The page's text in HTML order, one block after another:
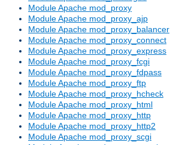
Module Apache mod_proxy
Module Apache mod_proxy_ajp
Module Apache mod_proxy_balancer
Module Apache mod_proxy_connect
Module Apache mod_proxy_express
Module Apache mod_proxy_fcgi
Module Apache mod_proxy_fdpass
Module Apache mod_proxy_ftp
Module Apache mod_proxy_hcheck
Module Apache mod_proxy_html
Module Apache mod_proxy_http
Module Apache mod_proxy_http2
Module Apache mod_proxy_scgi